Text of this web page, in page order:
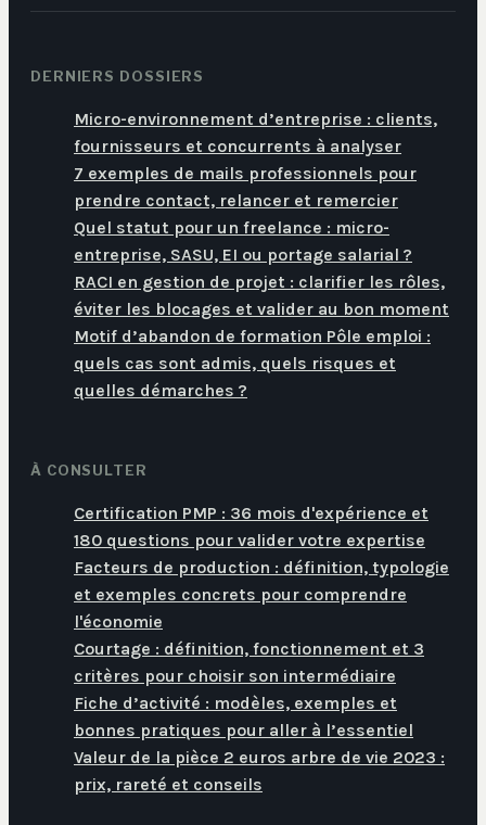
DERNIERS DOSSIERS
Micro-environnement d’entreprise : clients,
fournisseurs et concurrents à analyser
7 exemples de mails professionnels pour
prendre contact, relancer et remercier
Quel statut pour un freelance : micro-
entreprise, SASU, EI ou portage salarial ?
RACI en gestion de projet : clarifier les rôles,
éviter les blocages et valider au bon moment
Motif d’abandon de formation Pôle emploi :
quels cas sont admis, quels risques et
quelles démarches ?
À CONSULTER
Certification PMP : 36 mois d'expérience et
180 questions pour valider votre expertise
Facteurs de production : définition, typologie
et exemples concrets pour comprendre
l'économie
Courtage : définition, fonctionnement et 3
critères pour choisir son intermédiaire
Fiche d’activité : modèles, exemples et
bonnes pratiques pour aller à l’essentiel
Valeur de la pièce 2 euros arbre de vie 2023 :
prix, rareté et conseils